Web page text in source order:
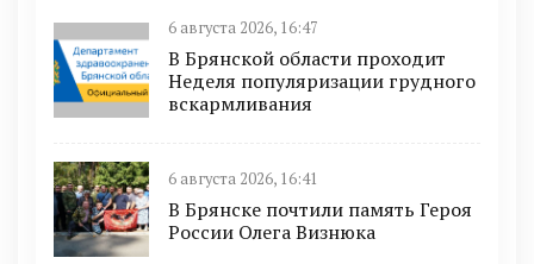
6 августа 2026, 16:47
В Брянской области проходит
Неделя популяризации грудного
вскармливания
6 августа 2026, 16:41
В Брянске почтили память Героя
России Олега Визнюка